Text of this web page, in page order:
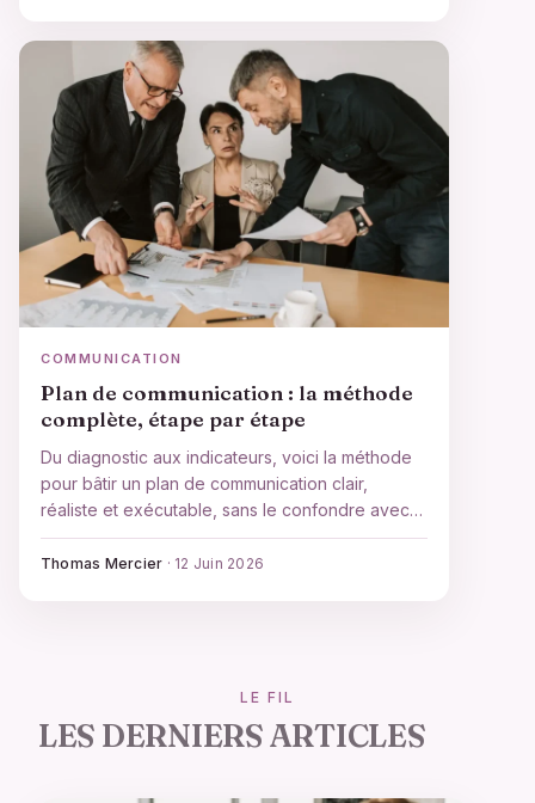
COMMUNICATION
Plan de communication : la méthode
complète, étape par étape
Du diagnostic aux indicateurs, voici la méthode
pour bâtir un plan de communication clair,
réaliste et exécutable, sans le confondre avec
une stratégie.
Thomas Mercier · 12 Juin 2026
LE FIL
LES DERNIERS ARTICLES